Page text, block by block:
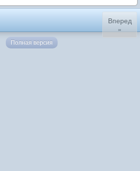
Вперед
»
Полная версия